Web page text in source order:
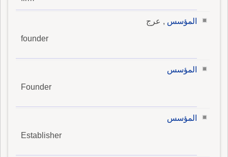
المؤسس , عرج
founder
المؤسس
Founder
المؤسس
Establisher